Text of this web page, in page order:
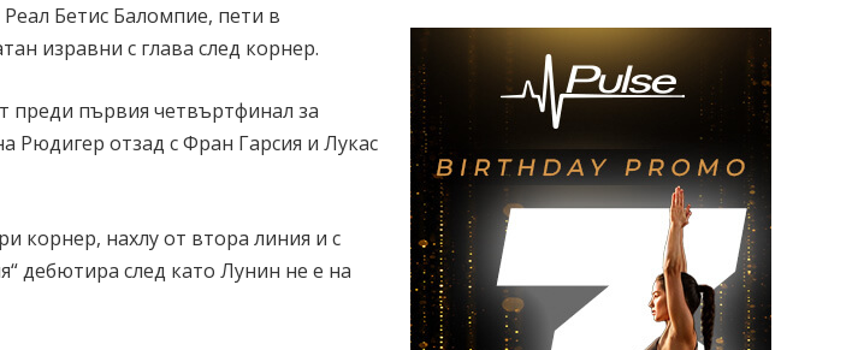
Бетис Баломпие, пети в
изравни с глава след корнер.
преди първия четвъртфинал за
отзад с Фран Гарсия и Лукас
корнер, нахлу от втора линия и с
дебютира след като Лунин не е на